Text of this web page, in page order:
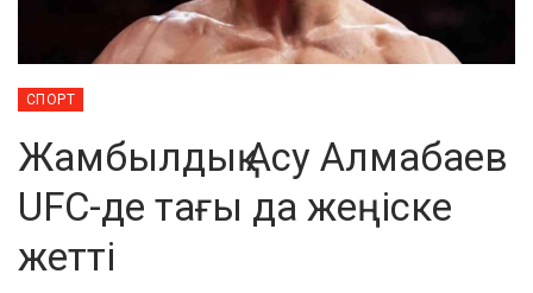
СПОРТ
Жамбылдық Асу Алмабаев
UFC-де тағы да жеңіске
жетті